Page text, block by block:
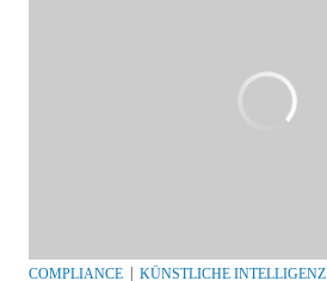
COMPLIANCE KÜNSTLICHE INTELLIGENZ